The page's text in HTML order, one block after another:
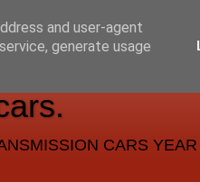
CARS
and user-agent
generate usage